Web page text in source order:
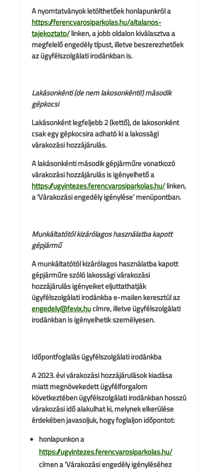
A nyomtatványok letölthetőek honlapunkról a
https://ferencvarosiparkolas.hu/altalanos-
tajekoztato/linken, a jobb oldalon kiválasztva a
megfelelő engedély típust, illetve beszerezhetőek
az ügyfélszolgálati irodánkban is.
Lakásonkénti (de nem lakosonkénti!) második
gépkocsi
Lakásonként legfeljebb 2 (kettő), de lakosonként
csak egy gépkocsira adható ki a lakossági
várakozási hozzájárulás.
A lakásonkénti második gépjárműre vonatkozó
várakozási hozzájárulás is igényelhető a
https://ugyintezes.ferencvarosiparkolas.hu/linken,
a ’Várakozási engedély igénylése’ menüpontban.
Munkáltatótól kizárólagos használatba kapott
gépjármű
A munkáltatótól kizárólagos használatba kapott
gépjárműre szóló lakossági várakozási
hozzájárulás igényeiket eljuttathatják
ügyfélszolgálati irodánkba e-mailen keresztül az
engedely@fevix.hucímre, illetve ügyfélszolgálati
irodánkban is igényelhetik személyesen.
Időpontfoglalás ügyfélszolgálati irodánkba
A 2023. évi várakozási hozzájárulások kiadása
miatt megnövekedett ügyfélforgalom
következtében ügyfélszolgálati irodánkban hosszú
várakozási idő alakulhat ki, melynek elkerülése
érdekében javasoljuk, hogy foglaljon időpontot:
honlapunkon a
https://ugyintezes.ferencvarosiparkolas.hu/
címen a ’Várakozási engedély igényléséhez